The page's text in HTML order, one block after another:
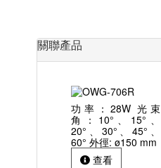
關聯產品
功率：28W 光束
角：10°、15°、
20°、30°、45°、
60° 外徑: ø150 mm
查看